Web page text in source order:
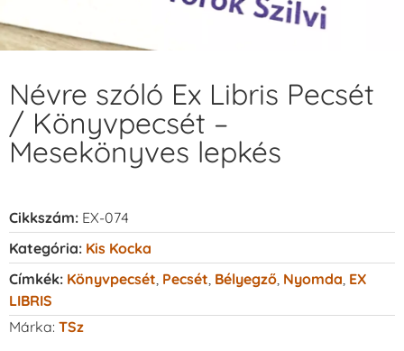
Névre szóló Ex Libris Pecsét
/ Könyvpecsét –
Mesekönyves lepkés
Cikkszám: EX-074
Kategória: Kis Kocka
Címkék: Könyvpecsét Pecsét Bélyegző Nyomda EX
LIBRIS
Márka: TSz